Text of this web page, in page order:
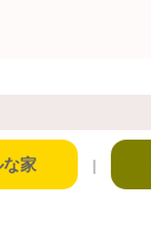
な家 ｜